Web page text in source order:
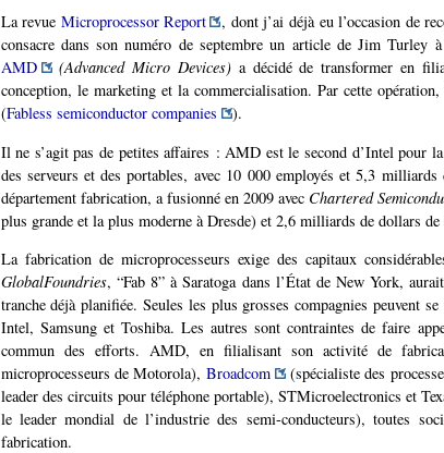
La revue Microprocessor Report
, dont j’ai déjà eu l’occasion de
consacre dans son numéro de septembre un article de Jim Turley
AMD
(Advanced Micro Devices) a décidé de transformer en
conception, le marketing et la commercialisation. Par cette
(Fabless semiconductor companies
).
Il ne s’agit pas de petites affaires : AMD est le second d’Intel pour
des serveurs et des portables, avec 10 000 employés et 5,3
département fabrication, a fusionné en 2009 avec Chartered
plus grande et la plus moderne à Dresde) et 2,6 milliards de dollars
La fabrication de microprocesseurs exige des capitaux
GlobalFoundries, “Fab 8” à Saratoga dans l’État de New York,
tranche déjà planifiée. Seules les plus grosses compagnies peuvent
Intel, Samsung et Toshiba. Les autres sont contraintes de faire
commun des efforts. AMD, en filialisant son activité de
microprocesseurs de Motorola), Broadcom (spécialiste des
leader des circuits pour téléphone portable), STMicroelectronics et
le leader mondial de l’industrie des semi-conducteurs), toutes
fabrication.